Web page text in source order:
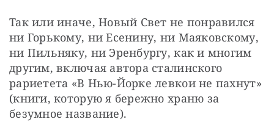
Так или иначе, Новый Свет не понравился
ни Горькому, ни Есенину, ни Маяковскому,
ни Пильняку, ни Эренбургу, как и многим
другим, включая автора сталинского
рариетета «В Нью-Йорке левкои не пахнут»
(книги, которую я бережно храню за
безумное название).